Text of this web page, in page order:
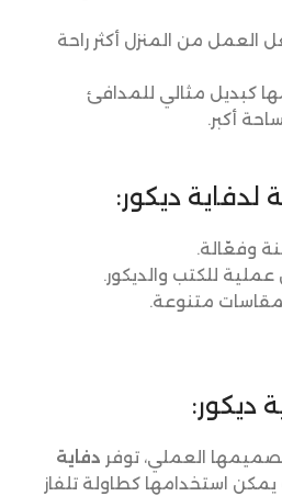
العمل من المنزل أكثر راحة
كبديل مثالي للمدافئ
أكبر.
لدفاية ديكور:
وفعّالة.
للكتب والديكور.
متنوعة.
ديكور:
العملي، توفر دفاية
استخدامها كطاولة تلفاز